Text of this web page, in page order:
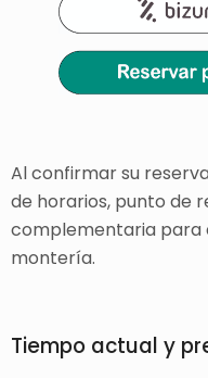
Al confirmar su
de horarios, punto de
complementaria para
montería.
Tiempo actual y